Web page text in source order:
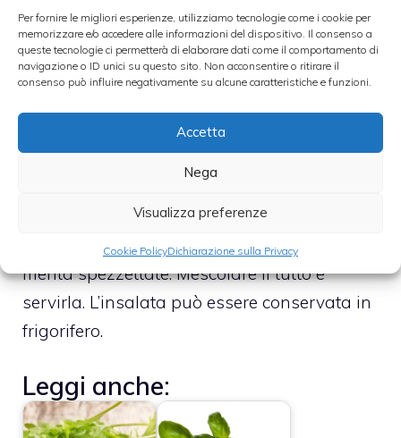
Per fornire le migliori esperienze, utilizziamo tecnologie come i cookie per
memorizzare e/o accedere alle informazioni del dispositivo. Il consenso a
queste tecnologie ci permetterà di elaborare dati come il comportamento di
navigazione o ID unici su questo sito. Non acconsentire o ritirare il
consenso può influire negativamente su alcune caratteristiche e funzioni.
Accetta
Nega
Visualizza preferenze
Cookie PolicyDichiarazione sulla Privacy
e portarla a bollore. Versare le zucchine che
abbiamo precedentemente tagliato a fettine
e aggiungere un cucchiaio di sale grosso.
raffreddare e metterle in una pirofila.
Condire le zucchine con un filo di olio
pizzico di sale e di pepe.
Aggiungere le foglioline di basilico e di
menta spezzettate. Mescolare il tutto e
servirla. L’insalata può essere conservata in
frigorifero.
Leggi anche: